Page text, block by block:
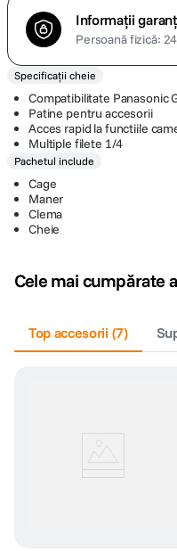
Informații
Persoană fizică:
Specificații cheie
Compatibilitate Panasonic
Patine pentru accesorii
Acces rapid la functiile
Multiple filete 1/4
Pachetul include
Cage
Maner
Clema
Cheie
Cele mai cumpărate
Top accesorii (7)